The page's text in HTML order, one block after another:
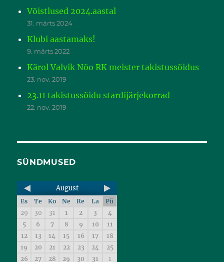
Võistlused 2024.aastal
31. märts 2024
Klubi aastamaks!
9. märts 2022
Kärol Valvik Nõo RK meister takistussõidus
23. nov. 2019
23.11 takistussõidu stardijärjekorrad
22. nov. 2019
SÜNDMUSED
August
Es Te Ko Ne Re La
Pü
29
30 31 1 2 3
4
5
6 7 8 9 10
11
12
13 14 15 16 17
18
19
20 21 22 23 24
25
26
27 28 29 30 31 1